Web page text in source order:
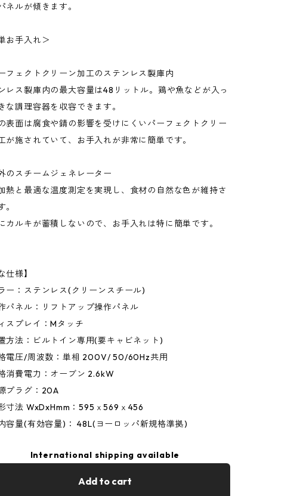
ネルが傾きます。
お手入れ＞
フェクトクリーン加工のステンレス製庫内
レス製庫内の最大容量は48リットル。鶏や魚などが入っ
な調理容器を収容できます。
表面は腐食や錆の影響を受けにくいパーフェクトクリー
が施されていて、お手入れが非常に簡単です。
のスチームジェネレーター
熱と最適な温度測定を実現し、食材の自然な色が維持さ
。
カルキが蓄積しないので、お手入れは特に簡単です。
仕様】
ー：ステンレス(クリーンスチール)
パネル：リフトアップ操作パネル
スプレイ：Mタッチ
方法：ビルトイン専用(要キャビネット)
電圧/周波数：単相 200V/ 50/60Hz共用
消費電力：オーブン 2.6kW
プラグ：20A
寸法 WxDxHmm：595ｘ569ｘ456
容量(有効容量)： 48L(ヨーロッパ新規格準拠)
International shipping available
Add to cart